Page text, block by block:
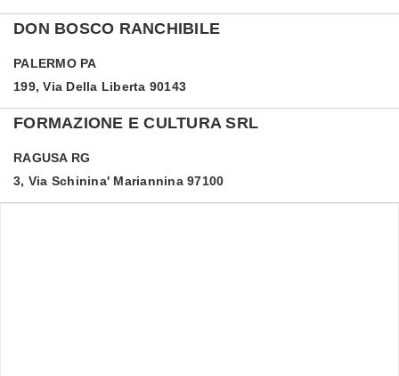
DON BOSCO RANCHIBILE
PALERMO PA
199, Via Della Liberta 90143
FORMAZIONE E CULTURA SRL
RAGUSA RG
3, Via Schinina' Mariannina 97100